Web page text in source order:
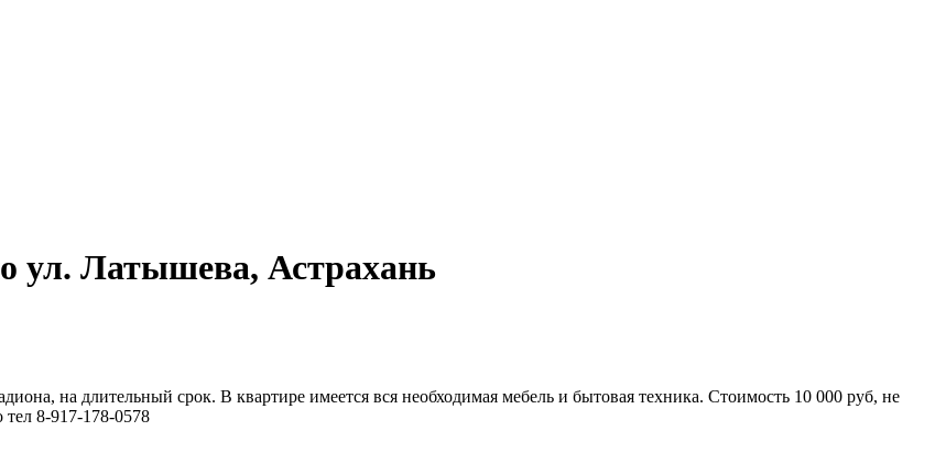
ул. Латышева, Астрахань
на длительный срок. В квартире имеется вся необходимая мебель и бытовая техника. Стоимость 10 000 руб, не
тел 8-917-178-0578